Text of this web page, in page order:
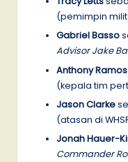
(pemimpin
Gabriel Basso
Advisor Jake
Anthony Ramos
(kepala tim
Jason Clarke
(atasan di
Jonah Hauer-
Commander